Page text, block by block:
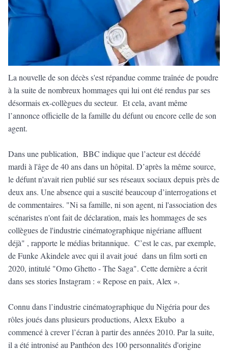
La nouvelle de son décès s'est répandue comme traînée de poudre
à la suite de nombreux hommages qui lui ont été rendus par ses
désormais ex-collègues du secteur. Et cela, avant même
l’annonce officielle de la famille du défunt ou encore celle de son
agent.
Dans une publication, BBC indique que l’acteur est décédé
mardi à l'âge de 40 ans dans un hôpital. D’après la même source,
le défunt n'avait rien publié sur ses réseaux sociaux depuis près de
deux ans. Une absence qui a suscité beaucoup d’interrogations et
de commentaires. "Ni sa famille, ni son agent, ni l'association des
scénaristes n'ont fait de déclaration, mais les hommages de ses
collègues de l'industrie cinématographique nigériane affluent
déjà" , rapporte le médias britannique. C’est le cas, par exemple,
de Funke Akindele avec qui il avait joué dans un film sorti en
2020, intitulé "Omo Ghetto - The Saga". Cette dernière a écrit
dans ses stories Instagram : « Repose en paix, Alex ».
Connu dans l’industrie cinématographique du Nigéria pour des
rôles joués dans plusieurs productions, Alexx Ekubo a
commencé à crever l’écran à partir des années 2010. Par la suite,
il a été intronisé au Panthéon des 100 personnalités d'origine